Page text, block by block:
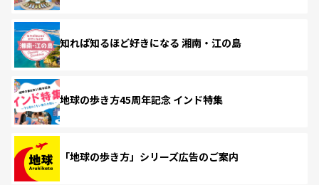
知れば知るほど好きになる 湘南・江の島
地球の歩き方45周年記念 インド特集
「地球の歩き方」シリーズ広告のご案内